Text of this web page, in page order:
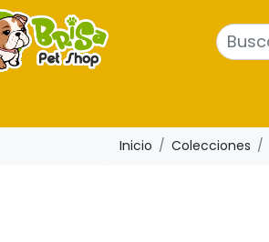
Inicio Colecciones